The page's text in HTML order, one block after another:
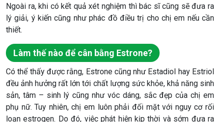
Ngoài ra, khi có kết quả xét nghiệm thì bác sĩ cũng sẽ đưa ra
lý giải, ý kiến cũng như phác đồ điều trị cho chị em nếu cần
thiết.
Làm thế nào để cân bằng Estrone?
Có thể thấy được rằng, Estrone cũng như Estadiol hay Estriol
đều ảnh hưởng rất lớn tới chất lượng sức khỏe, khả năng sinh
sản, tâm – sinh lý cũng như vóc dáng, sắc đẹp của chị em
phụ nữ. Tuy nhiên, chị em luôn phải đối mặt với nguy cơ rối
loạn estrogen. Do đó, việc phát hiện kịp thời và sớm đưa ra